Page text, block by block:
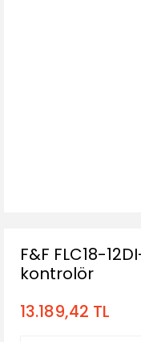
F&F FLC18-
kontrolör
13.189,42 TL